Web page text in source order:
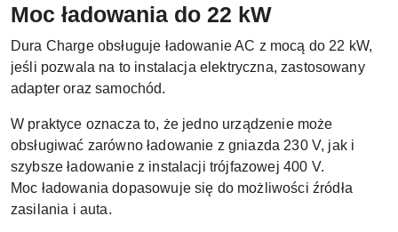
Moc ładowania do 22 kW
Dura Charge obsługuje ładowanie AC z mocą do 22 kW,
jeśli pozwala na to instalacja elektryczna, zastosowany
adapter oraz samochód.
W praktyce oznacza to, że jedno urządzenie może
obsługiwać zarówno ładowanie z gniazda 230 V, jak i
szybsze ładowanie z instalacji trójfazowej 400 V.
Moc ładowania dopasowuje się do możliwości źródła
zasilania i auta.